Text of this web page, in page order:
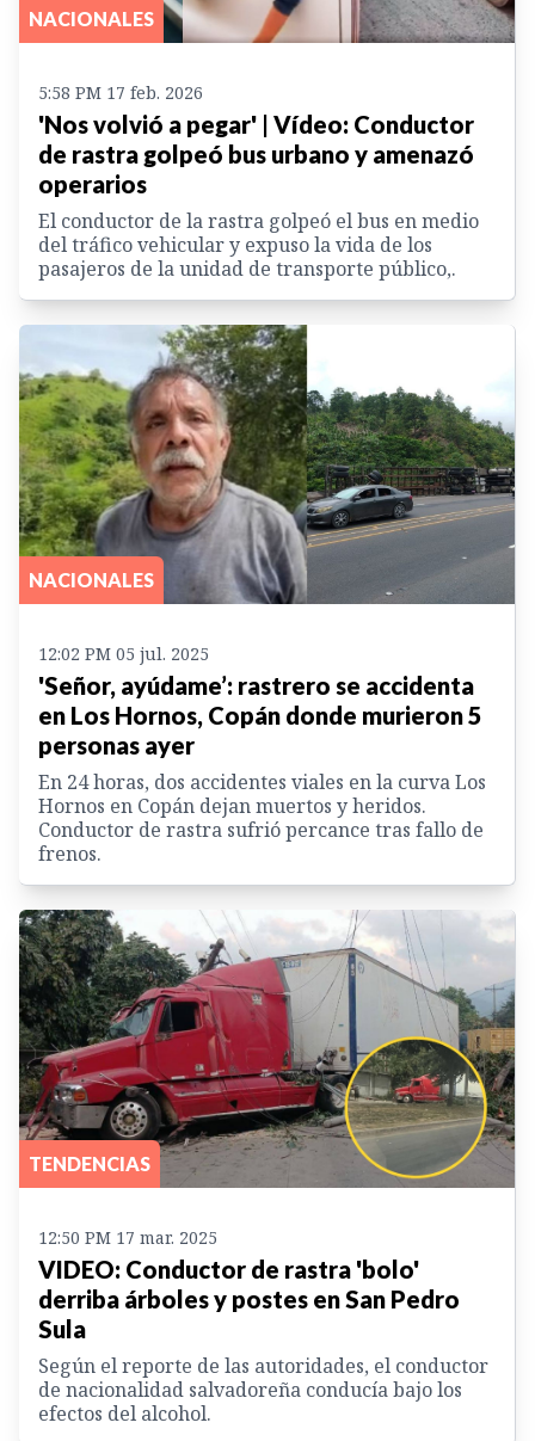
NACIONALES
5:58 PM 17 feb. 2026
'Nos volvió a pegar' | Vídeo: Conductor
de rastra golpeó bus urbano y amenazó
operarios
El conductor de la rastra golpeó el bus en medio
del tráfico vehicular y expuso la vida de los
pasajeros de la unidad de transporte público,.
NACIONALES
12:02 PM 05 jul. 2025
'Señor, ayúdame’: rastrero se accidenta
en Los Hornos, Copán donde murieron 5
personas ayer
En 24 horas, dos accidentes viales en la curva Los
Hornos en Copán dejan muertos y heridos.
Conductor de rastra sufrió percance tras fallo de
frenos.
TENDENCIAS
12:50 PM 17 mar. 2025
VIDEO: Conductor de rastra 'bolo'
derriba árboles y postes en San Pedro
Sula
Según el reporte de las autoridades, el conductor
de nacionalidad salvadoreña conducía bajo los
efectos del alcohol.